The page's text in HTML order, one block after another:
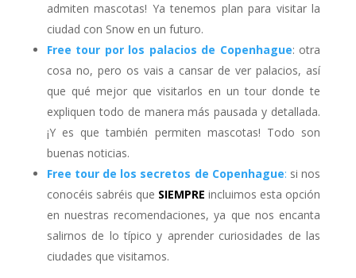
admiten mascotas! Ya tenemos plan para visitar la
ciudad con Snow en un futuro.
Free tour por los palacios de Copenhague: otra
cosa no, pero os vais a cansar de ver palacios, así
que qué mejor que visitarlos en un tour donde te
expliquen todo de manera más pausada y detallada.
¡Y es que también permiten mascotas! Todo son
buenas noticias.
Free tour de los secretos de Copenhague: si nos
conocéis sabréis que SIEMPRE incluimos esta opción
en nuestras recomendaciones, ya que nos encanta
salirnos de lo típico y aprender curiosidades de las
ciudades que visitamos.